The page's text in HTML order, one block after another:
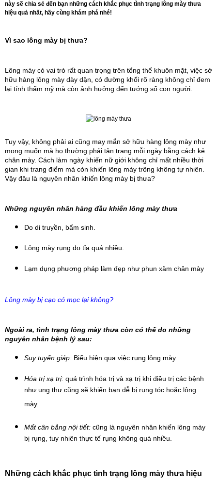
này sẽ chia sẻ đến bạn những cách khắc phục tình trạng lông mày thưa
hiệu quả nhất, hãy cùng khám phá nhé!
Vì sao lông mày bị thưa?
Lông mày có vai trò rất quan trọng trên tổng thể khuôn mặt, việc sở
hữu hàng lông mày dày dặn, có đường khối rõ ràng không chỉ đem
lại tính thẩm mỹ mà còn ảnh hưởng đến tướng số con người.
Tuy vậy, không phải ai cũng may mắn sở hữu hàng lông mày như
mong muốn mà họ thường phải tân trang mỗi ngày bằng cách kẻ
chân mày. Cách làm ngày khiến nữ giới không chỉ mất nhiều thời
gian khi trang điểm mà còn khiến lông mày trông không tự nhiên.
Vậy đâu là nguyên nhân khiến lông mày bị thưa?
Những nguyên nhân hàng đầu khiến lông mày thưa
Do di truyền, bẩm sinh.
Lông mày rụng do tỉa quá nhiều.
Lạm dụng phương pháp làm đẹp như phun xăm chân mày
Lông mày bị cạo có mọc lại không?
Ngoài ra, tình trạng lông mày thưa còn có thể do những
nguyên nhân bệnh lý sau:
Suy tuyến giáp: Biểu hiện qua việc rụng lông mày.
Hóa trị xạ trị: quá trình hóa trị và xạ trị khi điều trị các bệnh
như ung thư cũng sẽ khiến bạn dễ bị rụng tóc hoặc lông
mày.
Mất cân bằng nội tiết: cũng là nguyên nhân khiến lông mày
bị rụng, tuy nhiên thực tế rụng không quá nhiều.
Những cách khắc phục tình trạng lông mày thưa hiệu